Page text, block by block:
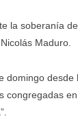
la soberanía
Maduro.
domingo
congregadas